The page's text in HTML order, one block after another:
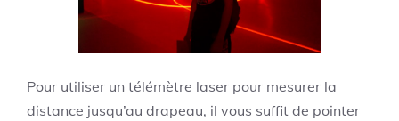
Pour utiliser un télémètre laser pour mesurer la
distance jusqu’au drapeau, il vous suffit de pointer